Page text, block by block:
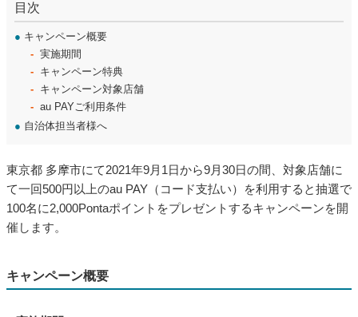
目次
● キャンペーン概要
実施期間
キャンペーン特典
キャンペーン対象店舗
au PAYご利用条件
● 自治体担当者様へ
東京都 多摩市にて2021年9月1日から9月30日の間、対象店舗に
て一回500円以上のau PAY（コード支払い）を利用すると抽選で
100名に2,000Pontaポイントをプレゼントするキャンペーンを開
催します。
キャンペーン概要